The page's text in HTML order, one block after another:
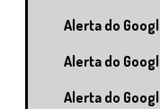
Alerta do
Alerta do
Alerta do